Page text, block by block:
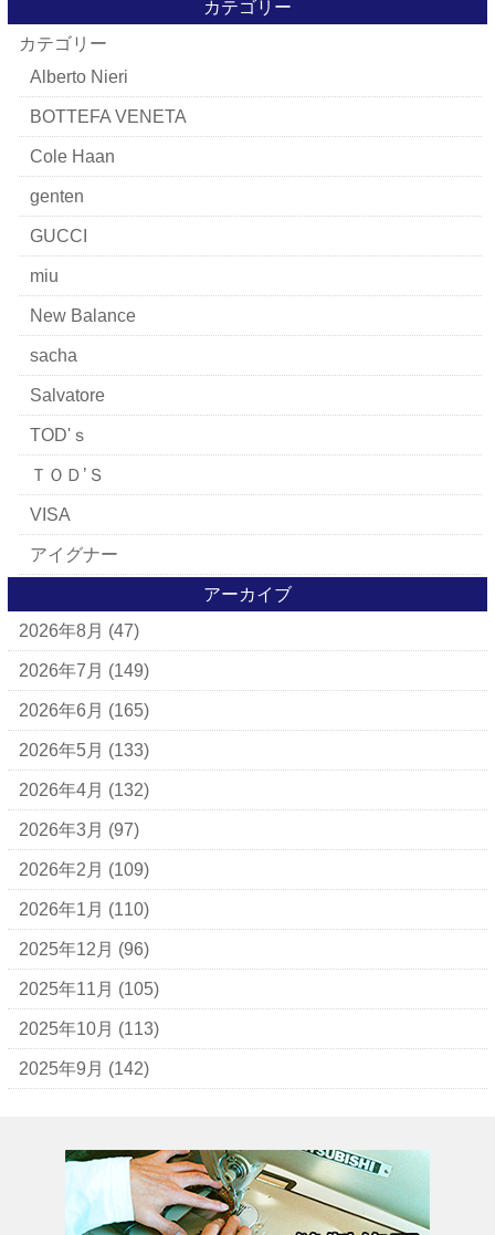
カテゴリー
カテゴリー
Alberto Nieri
BOTTEFA VENETA
Cole Haan
genten
GUCCI
miu
New Balance
sacha
Salvatore
TOD'ｓ
ＴＯＤ’Ｓ
VISA
アイグナー
アパレルブランド
BALLY
ＵＧＧ
アナスイ
アニエスベー
アルマーニ
アレン・エドモンズ
アンナ モリナーリ
イブ・サンローラン
ヴェロ・キーオ
ウンガロ
エヴー
カルティエ
アーカイブ
2026年8月 (47)
2026年7月 (149)
2026年6月 (165)
2026年5月 (133)
2026年4月 (132)
2026年3月 (97)
2026年2月 (109)
2026年1月 (110)
2025年12月 (96)
2025年11月 (105)
2025年10月 (113)
2025年9月 (142)